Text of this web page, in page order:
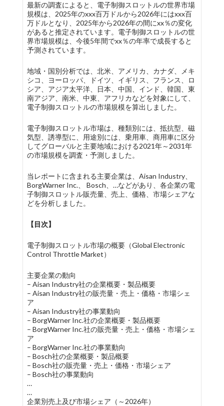
最新の調査によると、電子制御スロットルの世界市場
規模は、2025年のxxx百万ドルから2026年にはxxx百
万ドルとなり、2025年から2026年の間にxx％の変化
があると推定されています。電子制御スロットルの世
界市場規模は、今後5年間でxx％の年率で成長すると
予測されています。
地域・国別分析では、北米、アメリカ、カナダ、メキ
シコ、ヨーロッパ、ドイツ、イギリス、フランス、ロ
シア、アジア太平洋、日本、中国、インド、韓国、東
南アジア、南米、中東、アフリカなどを対象にして、
電子制御スロットルの市場規模を算出しました。
電子制御スロットル市場は、種類別には、抵抗型、磁
気型、誘導型に、用途別には、乗用車、商用車に区分
してグローバルと主要地域における2021年～2031年
の市場規模を調査・予測しました。
当レポートに含まれる主要企業は、Aisan Industry、
BorgWarner Inc.、 Bosch、…などがあり、各企業の電
子制御スロットル販売量、売上、価格、市場シェアな
どを分析しました。
【目次】
電子制御スロットル市場の概要（Global Electronic
Control Throttle Market）
主要企業の動向
– Aisan Industry社の企業概要・製品概要
– Aisan Industry社の販売量・売上・価格・市場シェ
ア
– Aisan Industry社の事業動向
– BorgWarner Inc.社の企業概要・製品概要
– BorgWarner Inc.社の販売量・売上・価格・市場シェ
ア
– BorgWarner Inc.社の事業動向
– Bosch社の企業概要・製品概要
– Bosch社の販売量・売上・価格・市場シェア
– Bosch社の事業動向
…
…
企業別売上及び市場シェア（～2026年）